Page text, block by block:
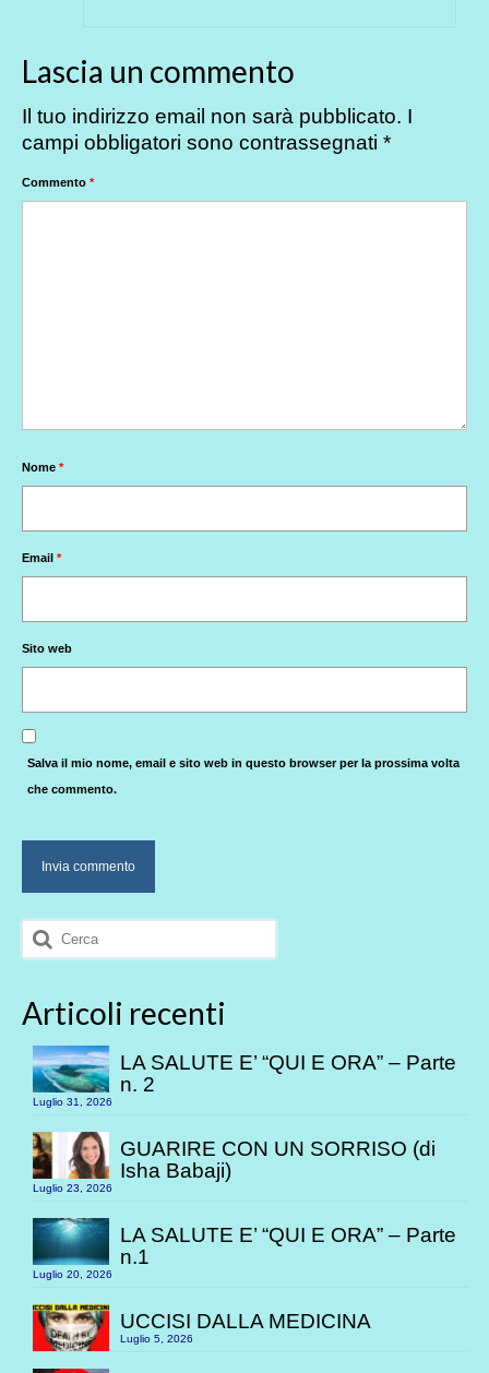
Lascia un commento
Il tuo indirizzo email non sarà pubblicato. I
campi obbligatori sono contrassegnati *
Commento *
Nome *
Email *
Sito web
Salva il mio nome, email e sito web in questo browser per la prossima volta
che commento.
Cerca:
Articoli recenti
LA SALUTE E’ “QUI E ORA” – Parte
n. 2
Luglio 31, 2026
GUARIRE CON UN SORRISO (di
Isha Babaji)
Luglio 23, 2026
LA SALUTE E’ “QUI E ORA” – Parte
n.1
Luglio 20, 2026
UCCISI DALLA MEDICINA
Luglio 5, 2026